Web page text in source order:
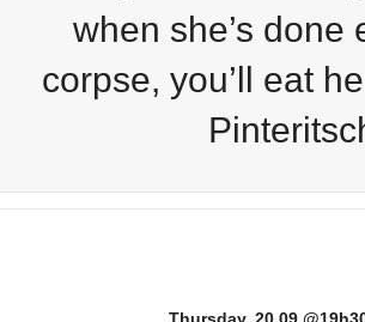
when she’s done
corpse, you’ll eat